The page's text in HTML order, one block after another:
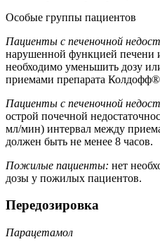
Особые группы пациентов
Пациенты с печеночной
нарушенной функцией печени
необходимо уменьшить дозу
приемами препарата
Пациенты с печеночной
острой почечной
мл/мин) интервал между
должен быть не менее 8 часов.
Пожилые пациенты: нет
дозы у пожилых пациентов.
Передозировка
Парацетамол